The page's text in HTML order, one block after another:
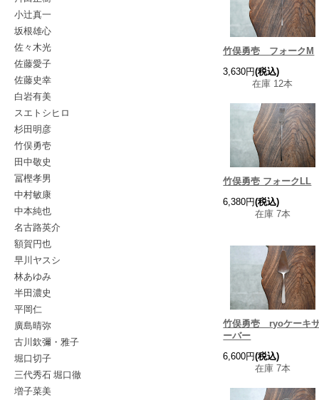
小辻真一
坂根雄心
佐々木光
佐藤愛子
佐藤史幸
白岩有美
スエトシヒロ
杉田明彦
竹俣勇壱
田中敬史
冨樫孝男
中村敏康
中本純也
名古路英介
額賀円也
早川ヤスシ
林あゆみ
半田濃史
平岡仁
廣島晴弥
古川欽彌・雅子
堀口切子
三代秀石 堀口徹
増子菜美
竹俣勇壱 フォークM
3,630円(税込)
在庫 12本
竹俣勇壱 フォークLL
6,380円(税込)
在庫 7本
竹俣勇壱 ryoケーキ
ーバー
6,600円(税込)
在庫 7本